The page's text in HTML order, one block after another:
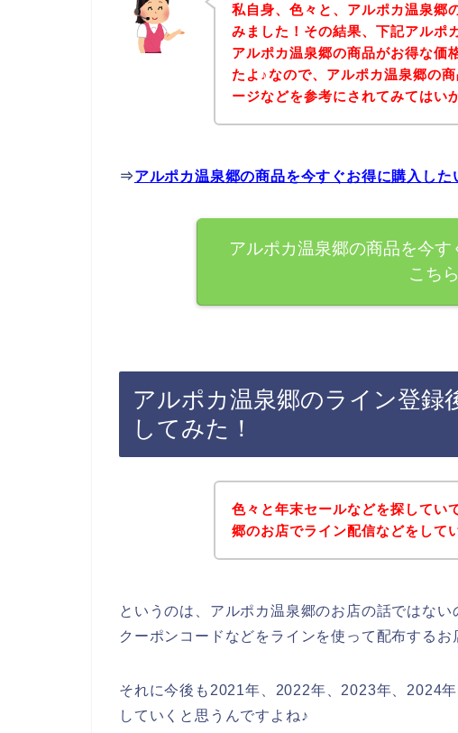
私自身、色々と、アルポカ温泉郷
みました！その結果、下記アルポ
アルポカ温泉郷の商品がお得な価
たよ♪なので、アルポカ温泉郷の
ージなどを参考にされてみてはい
⇒アルポカ温泉郷の商品を今すぐお得に購入した
アルポカ温泉郷の商品を今
こちら
アルポカ温泉郷のライン登録
してみた！
色々と年末セールなどを探してい
郷のお店でライン配信などをして
というのは、アルポカ温泉郷のお店の話ではな
クーポンコードなどをラインを使って配布するお
それに今後も2021年、2022年、2023年、2024
していくと思うんですよね♪